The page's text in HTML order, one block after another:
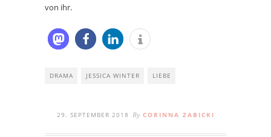
von ihr.
DRAMA JESSICA WINTER LIEBE
29. SEPTEMBER 2018 By CORINNA ZABICKI